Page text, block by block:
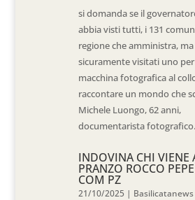
si domanda se il
abbia visti tutti, i 131
regione che amministra,
sicuramente visitati uno
macchina fotografica al
raccontare un mondo che
Michele Luongo, 62 anni,
documentarista
INDOVINA CHI VIENE
PRANZO ROCCO
COM PZ
21/10/2025 | Basilicatanews